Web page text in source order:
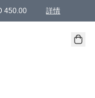
450.00 詳情
members can
貨方式 )